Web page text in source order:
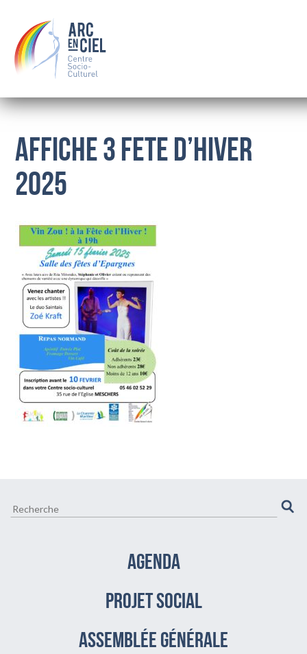
QUI SOMMES-NOUS ?
LES SALARIÉS
OÙ NOUS TROUVER
BOURSE
FAMILLE
SOLIDARITÉ
CULTURE ET VIE LOCALE
BIEN-ÊTRE VIEILLIR BIEN
AFFICHE 3 FETE D’HIVER
2025
AGENDA
PROJET SOCIAL
assemblée générale